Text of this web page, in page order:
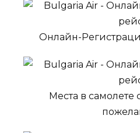
Онлайн-
Места в самолете